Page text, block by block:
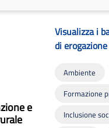
e
Visualizza i
di
Ambiente
Formazione
Inclusione